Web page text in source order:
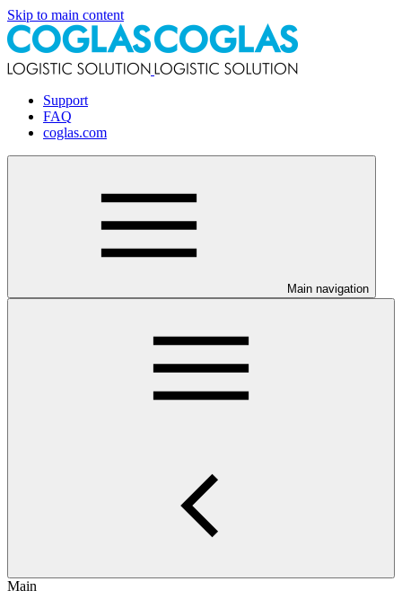
Skip to main content
Support
FAQ
coglas.com
Main navigation
Main